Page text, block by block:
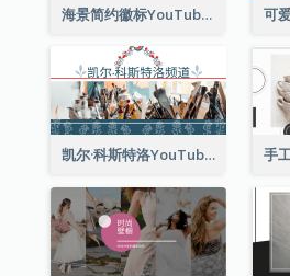
海景简约徽标YouTube频道图片
凯尔·科斯特洛YouTube频道图片